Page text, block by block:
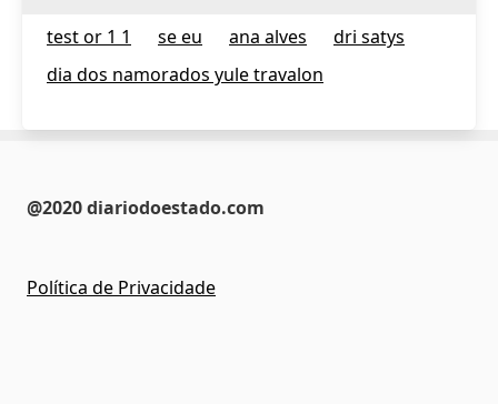
test or 1 1 se eu ana alves
dri satys
dia dos namorados yule travalon
@2020 diariodoestado.com
Política de Privacidade